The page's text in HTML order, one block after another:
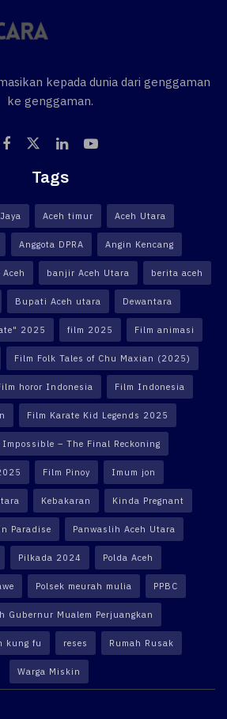
kepada dunia dari genggaman
ke genggaman.
Tags
Aceh timur Aceh Utara
Anggota DPRA Angin Kencang
banjir Aceh Utara berita aceh
Bupati Aceh utara Dewantara
2025 film 2025 Film animasi
Film Folk Tales of Chu Maxian (2025)
horor Indonesia Film Indonesia
Film Karate Kid Legends 2025
– The Final Reckoning
Film Pinoy Imum jon
Kebakaran Kinda Pregnant
Paradise Panwaslih Aceh Utara
Pilkada 2024 Polda Aceh
Polsek meurah mulia PPBC
Gubernur Mualem Perjuangkan
kung fu reses Rumah Rusak
Warga Miskin